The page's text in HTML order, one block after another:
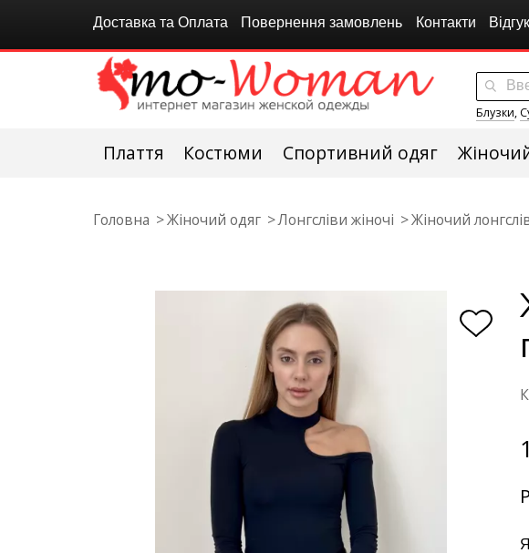
Доставка та Оплата Повернення замовлень Контакти
Блузки,
Плаття Костюми Спортивний одяг
Головна Жіночий одяг Лонгсліви жіночі Жіночий